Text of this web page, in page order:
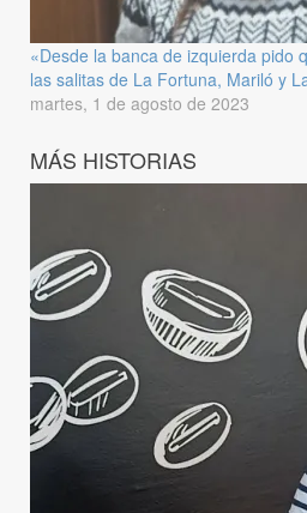
«Desde la banca de izquierda pido
las salitas de La Fortuna, Mariló y
martes, 1 de agosto de 2023
MÁS HISTORIAS